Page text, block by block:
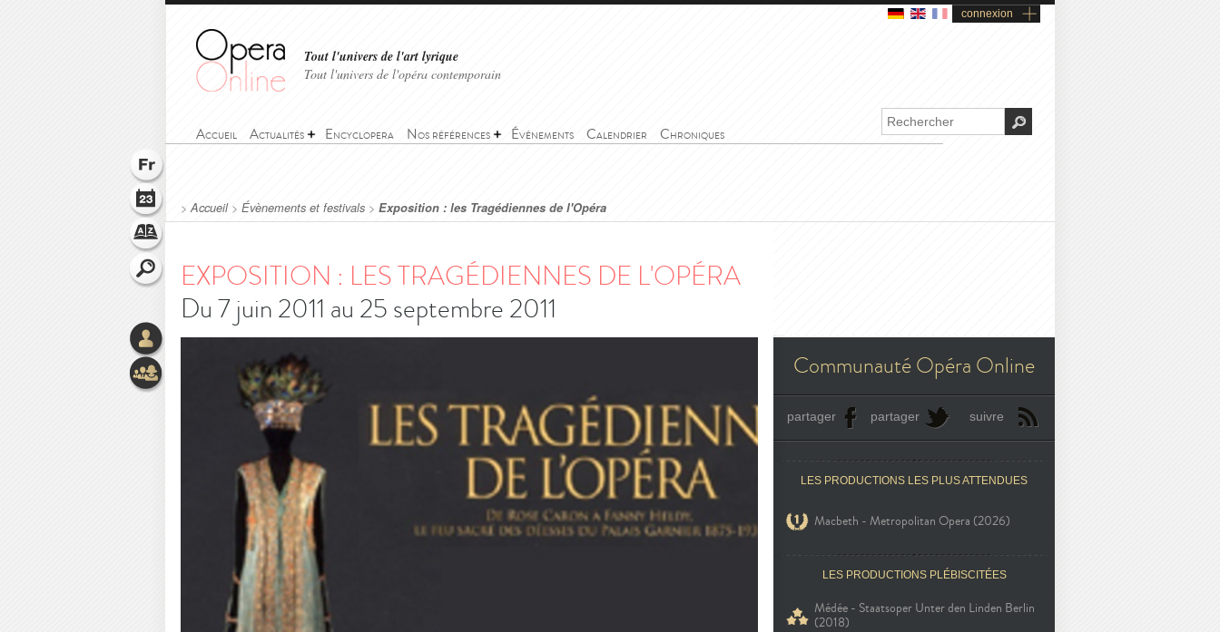
connexion
Tout l'univers de l'art lyrique
Tout l'univers de l'opéra contemporain
Accueil Actualités Encyclopera Nos références Événements Calendrier Chroniques
>Accueil> Évènements et festivals > Exposition : les Tragédiennes de l'Opéra
EXPOSITION : LES TRAGÉDIENNES DE L'OPÉRA
Du 7 juin 2011 au 25 septembre 2011
Communauté Opéra Online
partager partager suivre
LES PRODUCTIONS LES PLUS ATTENDUES
Macbeth - Metropolitan Opera (2026)
LES PRODUCTIONS PLÉBISCITÉES
Médée - Staatsoper Unter den Linden Berlin
(2018)